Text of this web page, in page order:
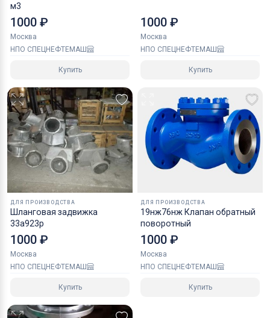
м3
1000 ₽
Москва
НПО СПЕЦНЕФТЕМАШ
Купить
1000 ₽
Москва
НПО СПЕЦНЕФТЕМАШ
Купить
ДЛЯ ПРОИЗВОДСТВА
Шланговая задвижка
33а923р
1000 ₽
Москва
НПО СПЕЦНЕФТЕМАШ
Купить
ДЛЯ ПРОИЗВОДСТВА
19нж76нж Клапан обратный
поворотный
1000 ₽
Москва
НПО СПЕЦНЕФТЕМАШ
Купить